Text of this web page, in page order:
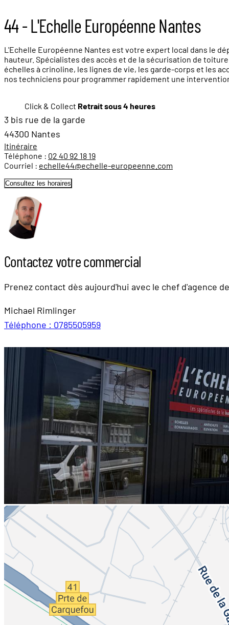
44 - L'Echelle Européenne Nantes
L'Echelle Européenne Nantes est votre expert local dans le
hauteur. Spécialistes des accès et de la sécurisation de
échelles à crinoline, les lignes de vie, les garde-corps et les
nos techniciens pour programmer rapidement une
Click & Collect Retrait sous 4 heures
3 bis rue de la garde
44300 Nantes
Itinéraire
Téléphone : 02 40 92 18 19
Courriel : echelle44@echelle-europeenne.com
Consultez les horaires
Contactez votre commercial
Prenez contact dès aujourd'hui avec le chef d'agence
Michael Rimlinger
Téléphone : 0785505959